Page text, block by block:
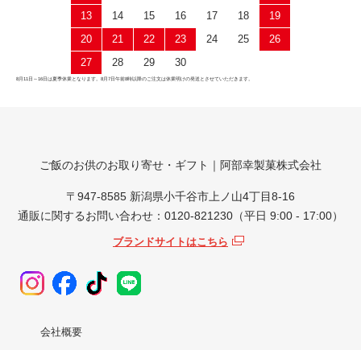
13
14 15 16 17 18
19
20
21 22 23 24 25
26
27
28 29 30
8月11日～16日は夏季休業となります。8月7日午前8時以降のご注文は休業明けの発送とさせていただきます。
ご飯のお供のお取り寄せ・ギフト｜阿部幸製菓株式会社
〒947-8585 新潟県小千谷市上ノ山4丁目8-16
通販に関するお問い合わせ：0120-821230（平日 9:00 - 17:00）
ブランドサイトはこちら
会社概要